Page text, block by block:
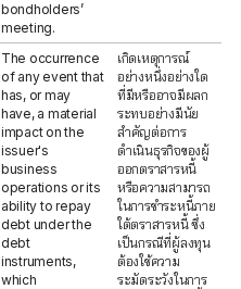
bondholders’
meeting.
The occurrence
of any event that
has, or may
have, a material
impact on the
issuer's
business
operations or its
ability to repay
debt under the
debt
instruments,
which
เกิดเหตุการณ์
อย่างหนึ่งอย่างใด
ที่มีหรืออาจมีผลก
ระทบอย่างมีนัย
สำคัญต่อการ
ดำเนินธุรกิจของผู้
ออกตราสารหนี้
หรือความสามารถ
ในการชำระหนี้ภาย
ใต้ตราสารหนี้ ซึ่ง
เป็นกรณีที่ผู้ลงทุน
ต้องใช้ความ
ระมัดระวังในการ